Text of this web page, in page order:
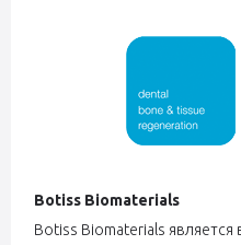
Botiss Biomaterials
Botiss Biomaterials